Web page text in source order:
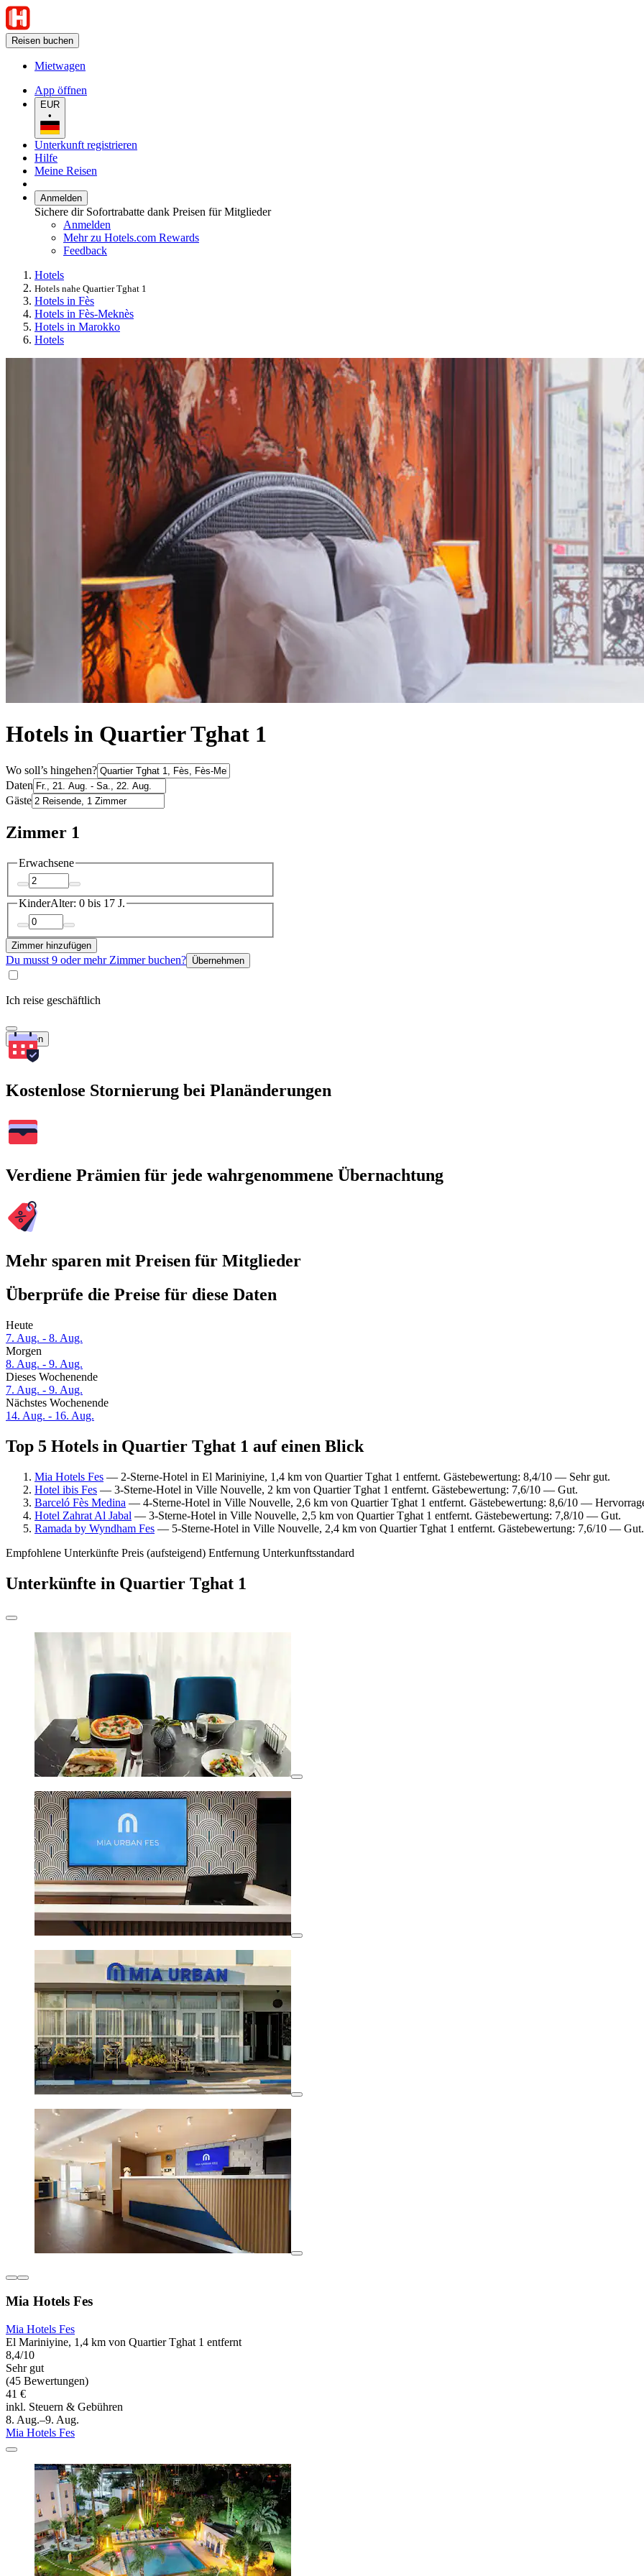
Reisen buchen
Mietwagen
App öffnen
EUR
•
Unterkunft registrieren
Hilfe
Meine Reisen
Anmelden
Sichere dir Sofortrabatte dank Preisen für Mitglieder
Anmelden
Mehr zu Hotels.com Rewards
Feedback
Hotels
Hotels nahe Quartier Tghat 1
Hotels in Fès
Hotels in Fès-Meknès
Hotels in Marokko
Hotels
Hotels in Quartier Tghat 1
Wo soll’s hingehen?
Daten
Gäste
Zimmer 1
Erwachsene
KinderAlter: 0 bis 17 J.
Zimmer hinzufügen
Du musst 9 oder mehr Zimmer buchen? Übernehmen
Ich reise geschäftlich
Suchen
Kostenlose Stornierung bei Planänderungen
Verdiene Prämien für jede wahrgenommene Übernachtung
Mehr sparen mit Preisen für Mitglieder
Überprüfe die Preise für diese Daten
Heute
7. Aug. - 8. Aug.
Morgen
8. Aug. - 9. Aug.
Dieses Wochenende
7. Aug. - 9. Aug.
Nächstes Wochenende
14. Aug. - 16. Aug.
Top 5 Hotels in Quartier Tghat 1 auf einen Blick
Mia Hotels Fes — 2-Sterne-Hotel in El Mariniyine, 1,4 km von Quartier Tghat 1 entfernt. Gästebewertung: 8,4/10 — Sehr gut.
Hotel ibis Fes — 3-Sterne-Hotel in Ville Nouvelle, 2 km von Quartier Tghat 1 entfernt. Gästebewertung: 7,6/10 — Gut.
Barceló Fès Medina — 4-Sterne-Hotel in Ville Nouvelle, 2,6 km von Quartier Tghat 1 entfernt. Gästebewertung: 8,6/10 —
Hotel Zahrat Al Jabal — 3-Sterne-Hotel in Ville Nouvelle, 2,5 km von Quartier Tghat 1 entfernt. Gästebewertung: 7,8/10 — Gut.
Ramada by Wyndham Fes — 5-Sterne-Hotel in Ville Nouvelle, 2,4 km von Quartier Tghat 1 entfernt. Gästebewertung: 7,6/10 — Gut.
Empfohlene Unterkünfte Preis (aufsteigend) Entfernung Unterkunftsstandard
Unterkünfte in Quartier Tghat 1
Mia Hotels Fes
Mia Hotels Fes
El Mariniyine, 1,4 km von Quartier Tghat 1 entfernt
8,4/10
Sehr gut
(45 Bewertungen)
41 €
inkl. Steuern & Gebühren
8. Aug.–9. Aug.
Mia Hotels Fes